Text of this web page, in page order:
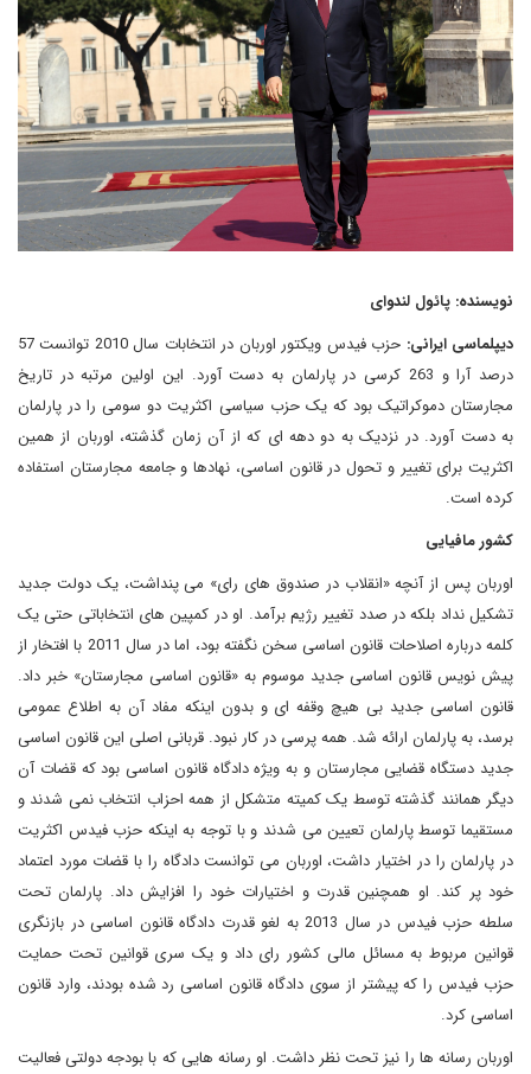
نویسنده: پائول لندوای
دیپلماسی ایرانی:
حزب فیدس ویکتور اوربان در انتخابات سال 2010 توانست 57
درصد آرا و 263 کرسی در پارلمان به دست آورد. این اولین مرتبه در تاریخ
مجارستان دموکراتیک بود که یک حزب سیاسی اکثریت دو سومی را در پارلمان
به دست آورد. در نزدیک به دو دهه ای که از آن زمان گذشته، اوربان از همین
اکثریت برای تغییر و تحول در قانون اساسی، نهادها و جامعه مجارستان استفاده
کرده است.
کشور مافیایی
اوربان پس از آنچه «انقلاب در صندوق های رای» می پنداشت، یک دولت جدید
تشکیل نداد بلکه در صدد تغییر رژیم برآمد. او در کمپین های انتخاباتی حتی یک
کلمه درباره اصلاحات قانون اساسی سخن نگفته بود، اما در سال 2011 با افتخار از
پیش نویس قانون اساسی جدید موسوم به «قانون اساسی مجارستان» خبر داد.
قانون اساسی جدید بی هیچ وقفه ای و بدون اینکه مفاد آن به اطلاع عمومی
برسد، به پارلمان ارائه شد. همه پرسی در کار نبود. قربانی اصلی این قانون اساسی
جدید دستگاه قضایی مجارستان و به ویژه دادگاه قانون اساسی بود که قضات آن
دیگر همانند گذشته توسط یک کمیته متشکل از همه احزاب انتخاب نمی شدند و
مستقیما توسط پارلمان تعیین می شدند و با توجه به اینکه حزب فیدس اکثریت
در پارلمان را در اختیار داشت، اوربان می توانست دادگاه را با قضات مورد اعتماد
خود پر کند. او همچنین قدرت و اختیارات خود را افزایش داد. پارلمان تحت
سلطه حزب فیدس در سال 2013 به لغو قدرت دادگاه قانون اساسی در بازنگری
قوانین مربوط به مسائل مالی کشور رای داد و یک سری قوانین تحت حمایت
حزب فیدس را که پیشتر از سوی دادگاه قانون اساسی رد شده بودند، وارد قانون
اساسی کرد.
اوربان رسانه ها را نیز تحت نظر داشت. او رسانه هایی که با بودجه دولتی فعالیت